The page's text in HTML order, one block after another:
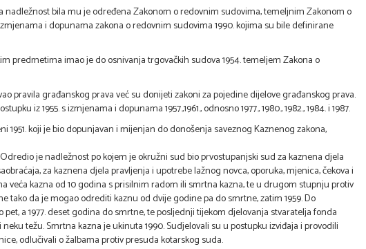
bila mu je određena Zakonom o redovnim sudovima, temeljnim Zakonom o
i dopunama zakona o redovnim sudovima 1990. kojima su bile definirane
predmetima imao je do osnivanja trgovačkih sudova 1954. temeljem Zakona o
pravila građanskog prava već su donijeti zakoni za pojedine dijelove građanskog prava.
iz 1955. s izmjenama i dopunama 1957.,1961., odnosno 1977., 1980., 1982., 1984. i 1987.
koji je bio dopunjavan i mijenjan do donošenja saveznog Kaznenog zakona,
Odredio je nadležnost po kojem je okružni sud bio prvostupanjski sud za kaznena djela
za kaznena djela pravljenja i upotrebe lažnog novca, oporuka, mjenica, čekova i
veća kazna od 10 godina s prisilnim radom ili smrtna kazna, te u drugom stupnju protiv
tako da je mogao odrediti kaznu od dvije godine pa do smrtne, zatim 1959. Do
a 1977. deset godina do smrtne, te posljednji tijekom djelovanja stvaratelja fonda
težu. Smrtna kazna je ukinuta 1990. Sudjelovali su u postupku izviđaja i provodili
odlučivali o žalbama protiv presuda kotarskog suda.